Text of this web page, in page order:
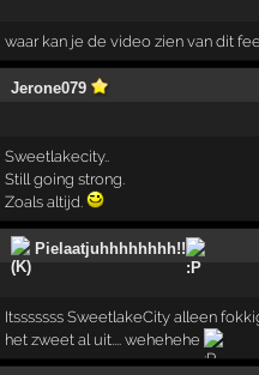
waar kan je de video zien van dit
Jerone079
Sweetlakecity..
Still going strong.
Zoals altijd.
Pielaatjuhhhhhhhh!!
Itsssssss SweetlakeCity alleen
het zweet al uit.... wehehehe